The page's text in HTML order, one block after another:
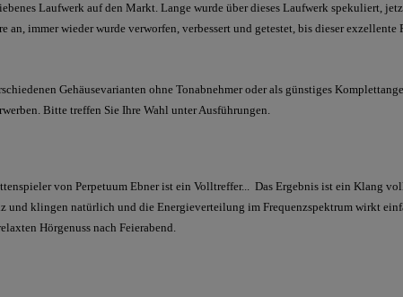
Laufwerk auf den Markt. Lange wurde über dieses Laufwerk spekuliert,
an, immer wieder wurde verworfen, verbessert und getestet, bis dieser
Gehäusevarianten ohne Tonabnehmer oder als günstiges
Bitte treffen Sie Ihre Wahl unter Ausführungen.
von Perpetuum Ebner ist ein Volltreffer... Das Ergebnis ist ein Klang
und klingen natürlich und die Energieverteilung im Frequenzspektrum wirkt
Hörgenuss nach Feierabend.